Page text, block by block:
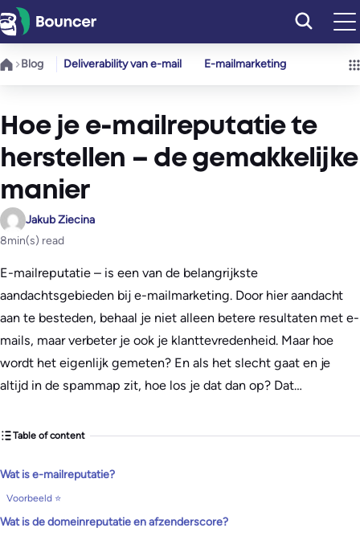
Ga
naar
de
Blog Deliverability van e-mail E-mailmarketing
Hoe je e-mailreputatie te
herstellen – de gemakkelijke
manier
Jakub Ziecina
8min(s) read
E-mailreputatie – is een van de belangrijkste
aandachtsgebieden bij e-mailmarketing. Door hier aandacht
aan te besteden, behaal je niet alleen betere resultaten met e-
mails, maar verbeter je ook je klanttevredenheid. Maar hoe
wordt het eigenlijk gemeten? En als het slecht gaat en je
altijd in de spammap zit, hoe los je dat dan op? Dat…
Table of content
Wat is e-mailreputatie?
Voorbeeld ⭐
Wat is de domeinreputatie en afzenderscore?